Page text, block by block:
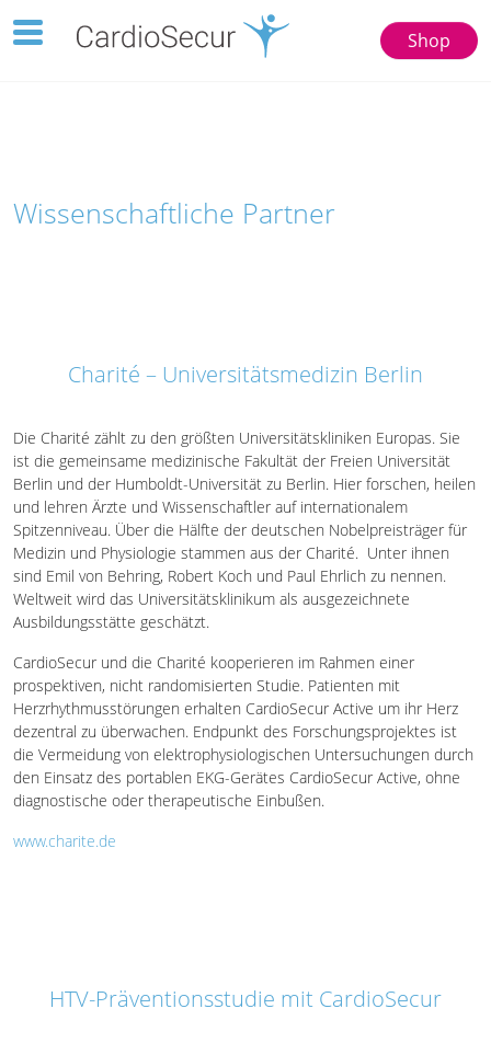
Shop
Toggle
navigation
Wissenschaftliche Partner
Charité – Universitätsmedizin Berlin
Die Charité zählt zu den größten Universitätskliniken Europas. Sie
ist die gemeinsame medizinische Fakultät der Freien Universität
Berlin und der Humboldt-Universität zu Berlin. Hier forschen, heilen
und lehren Ärzte und Wissenschaftler auf internationalem
Spitzenniveau. Über die Hälfte der deutschen Nobelpreisträger für
Medizin und Physiologie stammen aus der Charité. Unter ihnen
sind Emil von Behring, Robert Koch und Paul Ehrlich zu nennen.
Weltweit wird das Universitätsklinikum als ausgezeichnete
Ausbildungsstätte geschätzt.
CardioSecur und die Charité kooperieren im Rahmen einer
prospektiven, nicht randomisierten Studie. Patienten mit
Herzrhythmusstörungen erhalten CardioSecur Active um ihr Herz
dezentral zu überwachen. Endpunkt des Forschungsprojektes ist
die Vermeidung von elektrophysiologischen Untersuchungen durch
den Einsatz des portablen EKG-Gerätes CardioSecur Active, ohne
diagnostische oder therapeutische Einbußen.
www.charite.de
HTV-Präventionsstudie mit CardioSecur